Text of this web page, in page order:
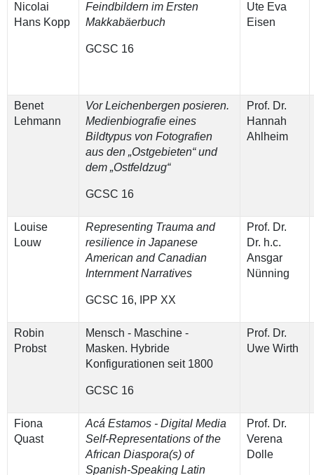
Nicolai
Hans Kopp
Feindbildern im Ersten
Makkabäerbuch
GCSC 16
Ute Eva
Eisen
Benet
Lehmann
Vor Leichenbergen posieren.
Medienbiografie eines
Bildtypus von Fotografien
aus den „Ostgebieten“ und
dem „Ostfeldzug“
GCSC 16
Prof. Dr.
Hannah
Ahlheim
Louise
Louw
Representing Trauma and
resilience in Japanese
American and Canadian
Internment Narratives
GCSC 16, IPP XX
Prof. Dr.
Dr. h.c.
Ansgar
Nünning
Robin
Probst
Mensch - Maschine -
Masken. Hybride
Konfigurationen seit 1800
GCSC 16
Prof. Dr.
Uwe Wirth
Fiona
Quast
Acá Estamos - Digital Media
Self-Representations of the
African Diaspora(s) of
Spanish-Speaking Latin
Prof. Dr.
Verena
Dolle